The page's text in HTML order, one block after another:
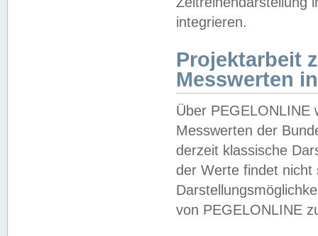
integrieren.
Projektarbeit
Messwerten
Über PEGELONLINE
Messwerten der
derzeit klassische
der Werte findet
von PEGELONLINE